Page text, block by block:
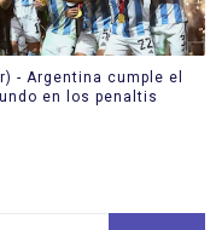
- Argentina cumple el
en los penaltis